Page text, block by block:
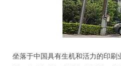
坐落于中国具有生机和活力的印